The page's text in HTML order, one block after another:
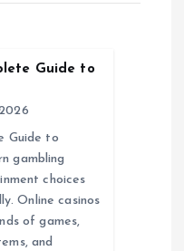
Guide to
Guide to
gambling
choices
Online casinos
of games,
and